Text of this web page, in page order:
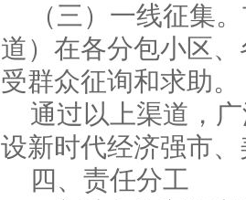
（三）一线征集
道）在各分包小区
受群众征询和求助。
通过以上渠道，
设新时代经济强市
四、责任分工